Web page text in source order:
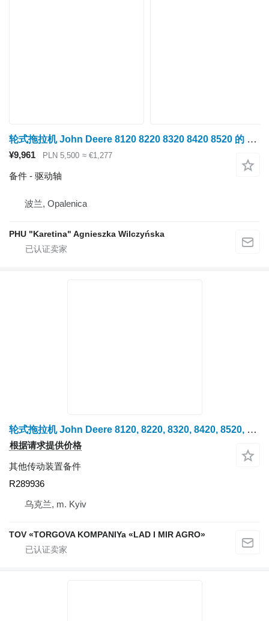
轮式拖拉机 John Deere 8120 8220 8320 8420 8520 的 John Deere 8120 8220 8320 8420 8520 驱动轴 37.5mm lz=720mm 7c 4
¥9,961 PLN 5,500 ≈ €1,277
备件 - 驱动轴
波兰, Opalenica
PHU "Karetina" Agnieszka Wilczyńska
轮式拖拉机 John Deere 8120, 8220, 8320, 8420, 8520, 8130, 8230 的 Vazhil verkhnii John Deere R289936
根据请求提供价格
其他传动装置备件
R289936
乌克兰, m. Kyiv
TOV «TORGOVA KOMPANIYa «LAD I MIR AGRO»